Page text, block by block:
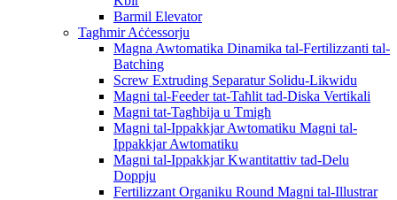
Barmil Elevator
Tagħmir Aċċessorju
Magna Awtomatika Dinamika tal-Fertilizzanti tal-
Batching
Screw Extruding Separatur Solidu-Likwidu
Magni tal-Feeder tat-Taħlit tad-Diska Vertikali
Magni tat-Tagħbija u Tmigħ
Magni tal-Ippakkjar Awtomatiku Magni tal-
Ippakkjar Awtomatiku
Magni tal-Ippakkjar Kwantitattiv tad-Delu
Doppju
Fertilizzant Organiku Round Magni tal-Illustrar